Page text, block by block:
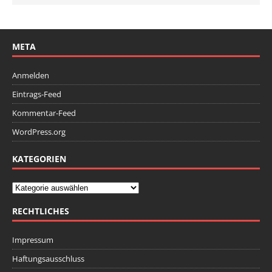
META
Anmelden
Eintrags-Feed
Kommentar-Feed
WordPress.org
KATEGORIEN
RECHTLICHES
Impressum
Haftungsausschluss